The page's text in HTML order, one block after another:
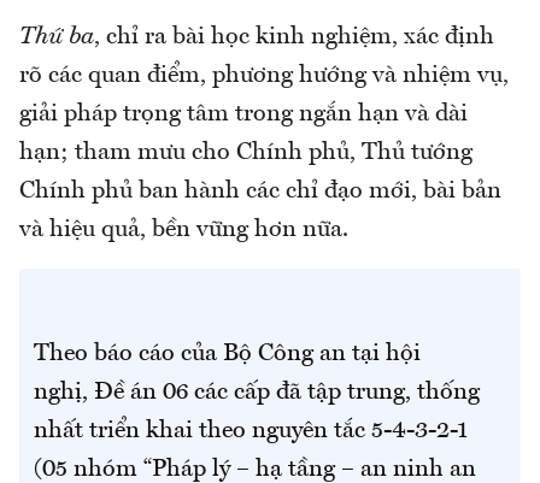
Thứ ba, chỉ ra bài học kinh nghiệm, xác định
rõ các quan điểm, phương hướng và nhiệm vụ,
giải pháp trọng tâm trong ngắn hạn và dài
hạn; tham mưu cho Chính phủ, Thủ tướng
Chính phủ ban hành các chỉ đạo mới, bài bản
và hiệu quả, bền vững hơn nữa.
Theo báo cáo của Bộ Công an tại hội
nghị, Đề án 06 các cấp đã tập trung, thống
nhất triển khai theo nguyên tắc 5-4-3-2-1
(05 nhóm “Pháp lý – hạ tầng – an ninh an